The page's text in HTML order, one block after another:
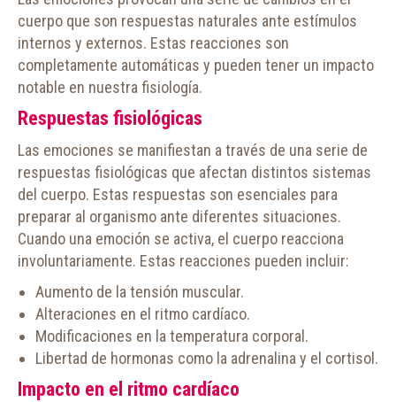
cuerpo que son respuestas naturales ante estímulos
internos y externos. Estas reacciones son
completamente automáticas y pueden tener un impacto
notable en nuestra fisiología.
Respuestas fisiológicas
Las emociones se manifiestan a través de una serie de
respuestas fisiológicas que afectan distintos sistemas
del cuerpo. Estas respuestas son esenciales para
preparar al organismo ante diferentes situaciones.
Cuando una emoción se activa, el cuerpo reacciona
involuntariamente. Estas reacciones pueden incluir:
Aumento de la tensión muscular.
Alteraciones en el ritmo cardíaco.
Modificaciones en la temperatura corporal.
Libertad de hormonas como la adrenalina y el cortisol.
Impacto en el ritmo cardíaco